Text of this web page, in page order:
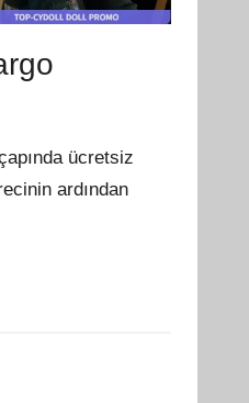
ücretsiz
ardından